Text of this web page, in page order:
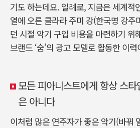
기도 하는데요. 일례로, 지금은 세계적
열에 오른 클라라 주미 강(한국명 강주
던 시절 악기 구입 비용을 마련하기 위
브랜드 ‘숨’의 광고 모델로 활동한 이
모든 피아니스트에게 항상 스
은 아니다
이처럼 많은 연주자가 좋은 악기(바꿔